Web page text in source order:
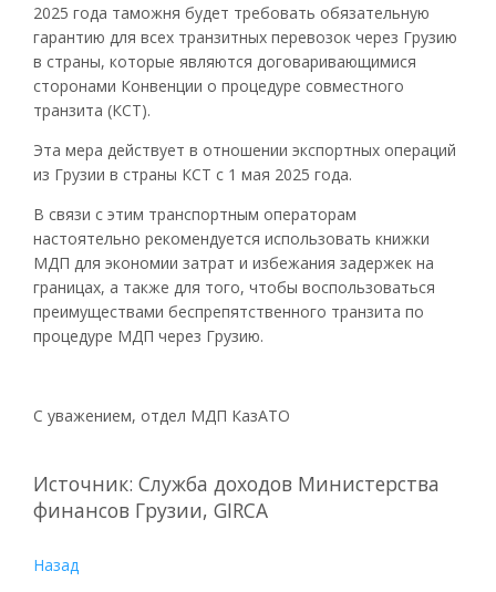
2025 года таможня будет требовать обязательную
гарантию для всех транзитных перевозок через Грузию
в страны, которые являются договаривающимися
сторонами Конвенции о процедуре совместного
транзита (КСТ).
Эта мера действует в отношении экспортных операций
из Грузии в страны КСТ с 1 мая 2025 года.
В связи с этим транспортным операторам
настоятельно рекомендуется использовать книжки
МДП для экономии затрат и избежания задержек на
границах, а также для того, чтобы воспользоваться
преимуществами беспрепятственного транзита по
процедуре МДП через Грузию.
С уважением, отдел МДП КазАТО
Источник: Служба доходов Министерства
финансов Грузии, GIRCA
Назад